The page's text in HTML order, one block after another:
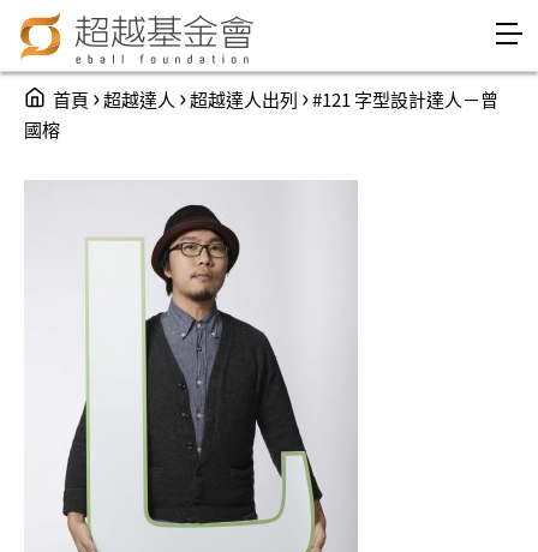
Jump to Navigation
Jump to Main content
You are here
首頁 ›超越達人 ›超越達人出列 ›#121 字型設計達人－曾
國榕